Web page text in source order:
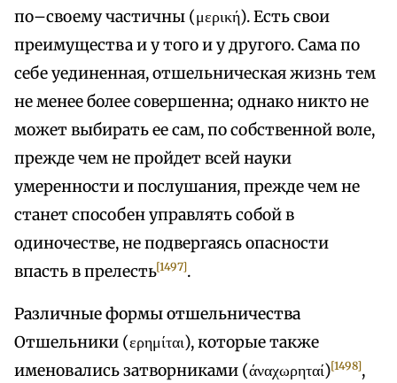
по–своему частичны (μερική). Есть свои
преимущества и у того и у другого. Сама по
себе уединенная, отшельническая жизнь тем
не менее более совершенна; однако никто не
может выбирать ее сам, по собственной воле,
прежде чем не пройдет всей науки
умеренности и послушания, прежде чем не
станет способен управлять собой в
одиночестве, не подвергаясь опасности
впасть в прелесть[1497].
Различные формы отшельничества
Отшельники (ερημίται), которые также
именовались затворниками (άναχωρηταί)[1498],